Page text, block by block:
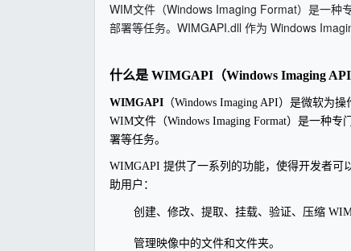
WIM文件（Windows Imaging Format）是一种
部署等任务。WIMGAPI.dll 作为 Windows
什么是 WIMGAPI（Windows Imaging API
WIMGAPI（Windows Imaging API）是微软为
WIM文件（Windows Imaging Format）是一种
署等任务。
WIMGAPI 提供了一系列的功能，使得开发者可
助用户：
创建、修改、提取、挂载、验证、压缩 WIM
管理映像中的文件和文件夹。